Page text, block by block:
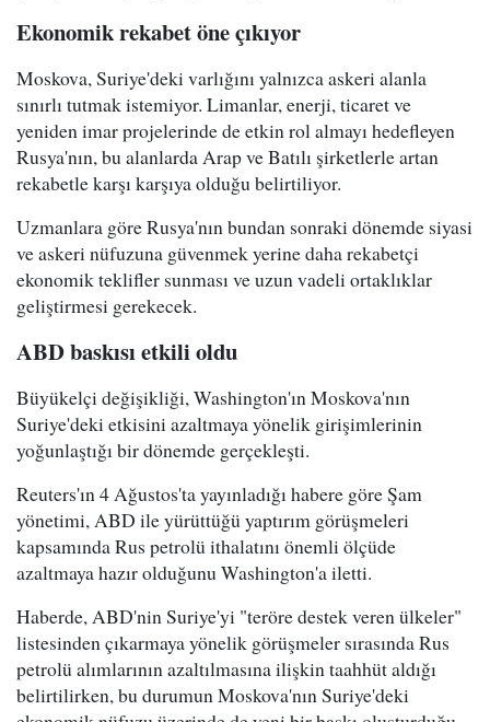
Ekonomik rekabet öne çıkıyor
Moskova, Suriye'deki varlığını yalnızca askeri alanla
sınırlı tutmak istemiyor. Limanlar, enerji, ticaret ve
yeniden imar projelerinde de etkin rol almayı hedefleyen
Rusya'nın, bu alanlarda Arap ve Batılı şirketlerle artan
rekabetle karşı karşıya olduğu belirtiliyor.
Uzmanlara göre Rusya'nın bundan sonraki dönemde siyasi
ve askeri nüfuzuna güvenmek yerine daha rekabetçi
ekonomik teklifler sunması ve uzun vadeli ortaklıklar
geliştirmesi gerekecek.
ABD baskısı etkili oldu
Büyükelçi değişikliği, Washington'ın Moskova'nın
Suriye'deki etkisini azaltmaya yönelik girişimlerinin
yoğunlaştığı bir dönemde gerçekleşti.
Reuters'ın 4 Ağustos'ta yayınladığı habere göre Şam
yönetimi, ABD ile yürüttüğü yaptırım görüşmeleri
kapsamında Rus petrolü ithalatını önemli ölçüde
azaltmaya hazır olduğunu Washington'a iletti.
Haberde, ABD'nin Suriye'yi "teröre destek veren ülkeler"
listesinden çıkarmaya yönelik görüşmeler sırasında Rus
petrolü alımlarının azaltılmasına ilişkin taahhüt aldığı
belirtilirken, bu durumun Moskova'nın Suriye'deki